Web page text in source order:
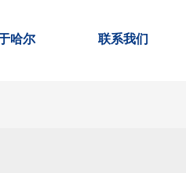
哈尔 联系我们